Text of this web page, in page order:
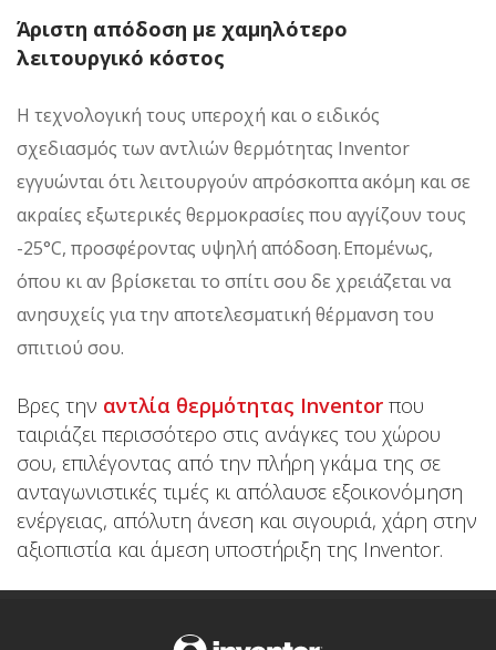
Άριστη απόδοση με χαμηλότερο
λειτουργικό κόστος
Η τεχνολογική τους υπεροχή και ο ειδικός
σχεδιασμός των αντλιών θερμότητας Inventor
εγγυώνται ότι λειτουργούν απρόσκοπτα ακόμη και σε
ακραίες εξωτερικές θερμοκρασίες που αγγίζουν τους
-25°C, προσφέροντας υψηλή απόδοση. Επομένως,
όπου κι αν βρίσκεται το σπίτι σου δε χρειάζεται να
ανησυχείς για την αποτελεσματική θέρμανση του
σπιτιού σου.
Βρες την αντλία θερμότητας Inventor που
ταιριάζει περισσότερο στις ανάγκες του χώρου
σου, επιλέγοντας από την πλήρη γκάμα της σε
ανταγωνιστικές τιμές κι απόλαυσε εξοικονόμηση
ενέργειας, απόλυτη άνεση και σιγουριά, χάρη στην
αξιοπιστία και άμεση υποστήριξη της Inventor.